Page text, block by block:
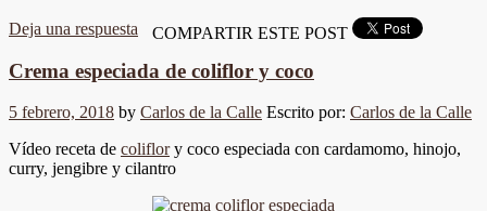
Deja una respuesta COMPARTIR ESTE POST
Crema especiada de coliflor y coco
5 febrero, 2018 by Carlos de la Calle Escrito por: Carlos de la Calle
Vídeo receta de coliflory coco especiada con cardamomo, hinojo,
curry, jengibre y cilantro